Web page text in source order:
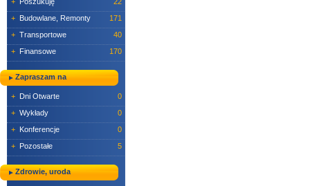
+ Budowlane, Remonty
171
+ Transportowe
40
+ Finansowe 170
Zapraszam na
+ Dni Otwarte
0
+ Wykłady
0
+ Konferencje
0
+ Pozostałe 5
Zdrowie, uroda